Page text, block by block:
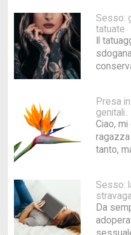
Sesso:
tatuate
Il
Presa
genitali..
Ciao, mi
tanto,
Sesso:
Da